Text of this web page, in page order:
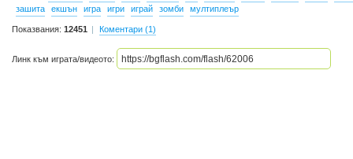
зашита
екшън игра игри играй зомби мултиплеър
Показвания: 12451 Коментари (1)
Линк към играта/видеото: